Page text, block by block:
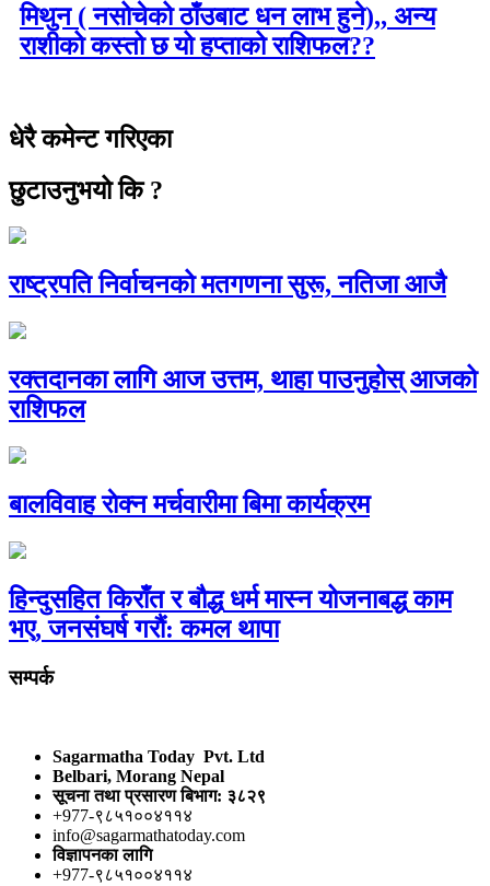
मिथुन ( नसोचेको ठाँउबाट धन लाभ हुने),, अन्य
राशीको कस्तो छ यो हप्ताको राशिफल??
धेरै कमेन्ट गरिएका
छुटाउनुभयो कि ?
राष्ट्रपति निर्वाचनको मतगणना सुरू, नतिजा आजै
रक्तदानका लागि आज उत्तम, थाहा पाउनुहोस् आजको
राशिफल
बालविवाह राेक्न मर्चवारीमा बिमा कार्यक्रम
हिन्दुसहित किराँत र बौद्ध धर्म मास्न योजनाबद्ध काम
भए, जनसंघर्ष गरौं: कमल थापा
सम्पर्क
Sagarmatha Today Pvt. Ltd
Belbari, Morang Nepal
सूचना तथा प्रसारण बिभाग: ३८२९
+977-९८५१००४११४
info@sagarmathatoday.com
विज्ञापनका लागि
+977-९८५१००४११४